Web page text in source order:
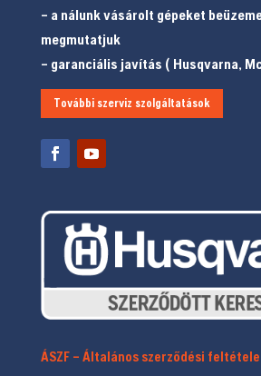
– a nálunk vásárolt gépeket
megmutatjuk
– garanciális javítás ( Husqvarna,
További szerviz szolgáltatások
ÁSZF – Általános szerződési